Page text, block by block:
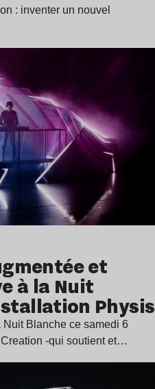
: inventer un nouvel
et
à la Nuit
Physis
Blanche ce samedi 6
-qui soutient et…